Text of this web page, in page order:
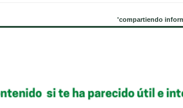
'compartiendo